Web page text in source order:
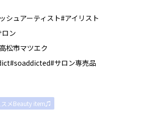
シュアーティスト#アイリスト
ン
松市マツエク
サロン専売品
メBeauty item♫